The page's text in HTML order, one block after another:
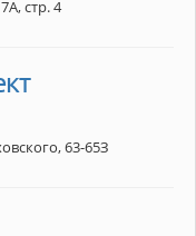
стр. 4
63-65З